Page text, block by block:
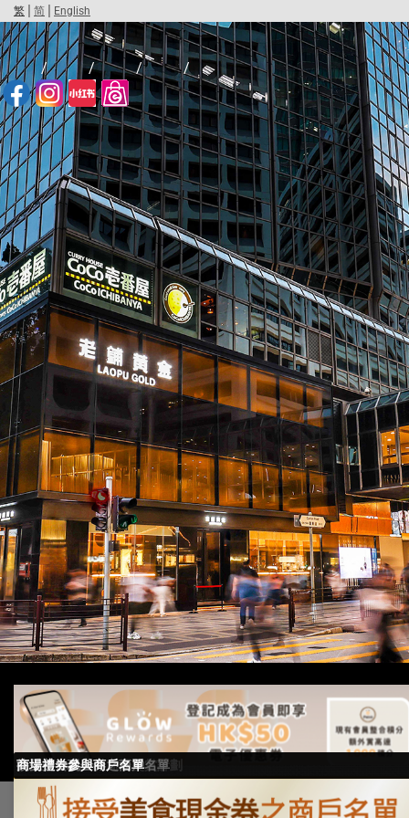
繁 | 简 | English
/ / / /
GLOW Rewards商場獎賞計劃
接受美食現金券之商戶名單
商場禮券參與商戶名單
Personal Information Collection Copyright ©2024-2025 Silvercord Limited..